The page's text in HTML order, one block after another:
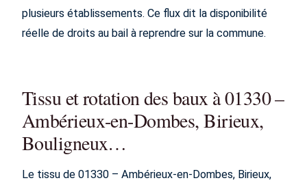
plusieurs établissements. Ce flux dit la disponibilité
réelle de droits au bail à reprendre sur la commune.
Tissu et rotation des baux à 01330 –
Ambérieux-en-Dombes, Birieux,
Bouligneux…
Le tissu de 01330 – Ambérieux-en-Dombes, Birieux,